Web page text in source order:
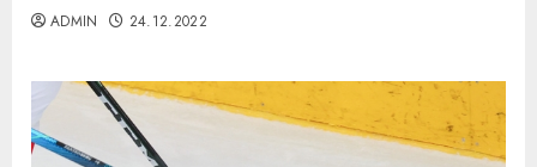
ADMIN 24.12.2022